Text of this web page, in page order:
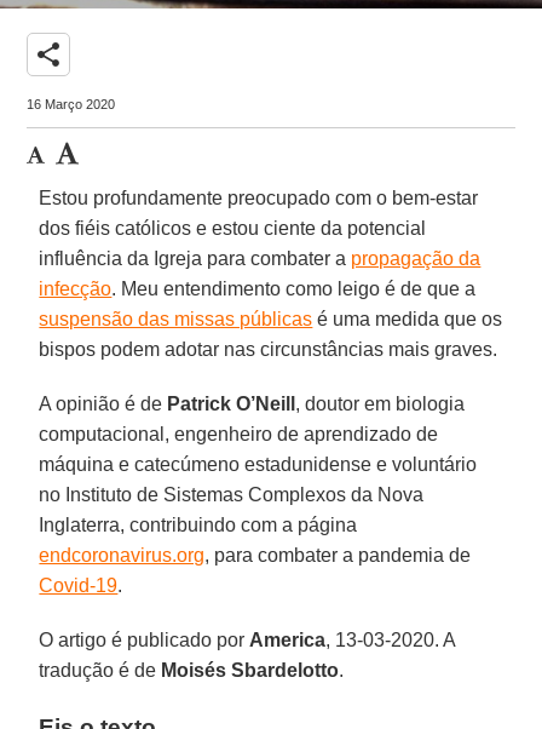
share
16 Março 2020
Estou profundamente preocupado com o bem-estar
dos fiéis católicos e estou ciente da potencial
influência da Igreja para combater a propagação da
infecção. Meu entendimento como leigo é de que a
suspensão das missas públicas é uma medida que os
bispos podem adotar nas circunstâncias mais graves.
A opinião é de Patrick O’Neill , doutor em biologia
computacional, engenheiro de aprendizado de
máquina e catecúmeno estadunidense e voluntário
no Instituto de Sistemas Complexos da Nova
Inglaterra, contribuindo com a página
endcoronavirus.org, para combater a pandemia de
Covid-19.
O artigo é publicado por America, 13-03-2020. A
tradução é de Moisés Sbardelotto.